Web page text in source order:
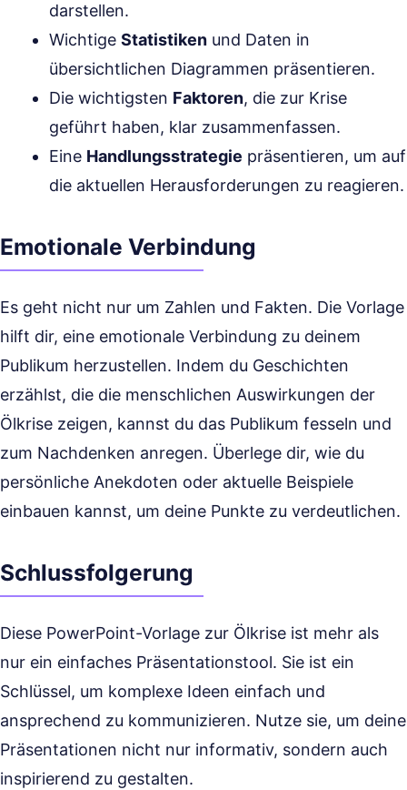
darstellen.
Wichtige Statistiken und Daten in
übersichtlichen Diagrammen präsentieren.
Die wichtigsten Faktoren, die zur Krise
geführt haben, klar zusammenfassen.
Eine Handlungsstrategie präsentieren, um auf
die aktuellen Herausforderungen zu reagieren.
Emotionale Verbindung
Es geht nicht nur um Zahlen und Fakten. Die Vorlage
hilft dir, eine emotionale Verbindung zu deinem
Publikum herzustellen. Indem du Geschichten
erzählst, die die menschlichen Auswirkungen der
Ölkrise zeigen, kannst du das Publikum fesseln und
zum Nachdenken anregen. Überlege dir, wie du
persönliche Anekdoten oder aktuelle Beispiele
einbauen kannst, um deine Punkte zu verdeutlichen.
Schlussfolgerung
Diese PowerPoint-Vorlage zur Ölkrise ist mehr als
nur ein einfaches Präsentationstool. Sie ist ein
Schlüssel, um komplexe Ideen einfach und
ansprechend zu kommunizieren. Nutze sie, um deine
Präsentationen nicht nur informativ, sondern auch
inspirierend zu gestalten.